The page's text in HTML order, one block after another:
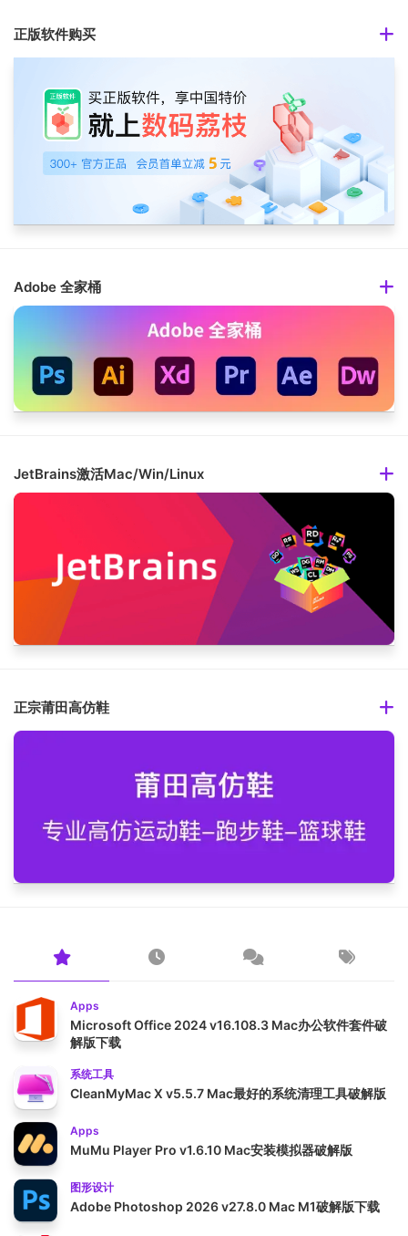
正版软件购买
Adobe 全家桶
JetBrains激活Mac/Win/Linux
正宗莆田高仿鞋
Apps
Microsoft Office 2024 v16.108.3 Mac办公软件套件破
解版下载
系统工具
CleanMyMac X v5.5.7 Mac最好的系统清理工具破解版
Apps
MuMu Player Pro v1.6.10 Mac安装模拟器破解版
图形设计
Adobe Photoshop 2026 v27.8.0 Mac M1破解版下载